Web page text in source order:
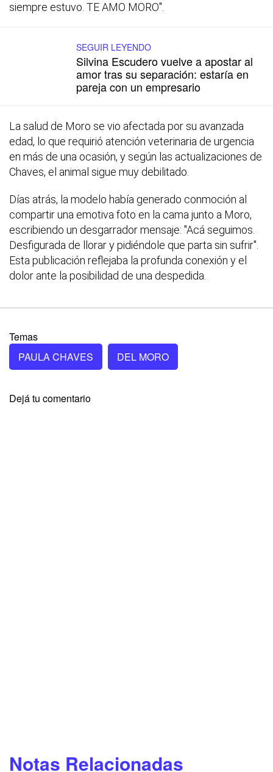
siempre estuvo. TE AMO MORO".
SEGUIR LEYENDO
Silvina Escudero vuelve a apostar al
amor tras su separación: estaría en
pareja con un empresario
La salud de Moro se vio afectada por su avanzada
edad, lo que requirió atención veterinaria de urgencia
en más de una ocasión, y según las actualizaciones de
Chaves, el animal sigue muy debilitado.
Días atrás, la modelo había generado conmoción al
compartir una emotiva foto en la cama junto a Moro,
escribiendo un desgarrador mensaje: "Acá seguimos.
Desfigurada de llorar y pidiéndole que parta sin sufrir".
Esta publicación reflejaba la profunda conexión y el
dolor ante la posibilidad de una despedida.
Temas
PAULA CHAVES
DEL MORO
Dejá tu comentario
Notas Relacionadas